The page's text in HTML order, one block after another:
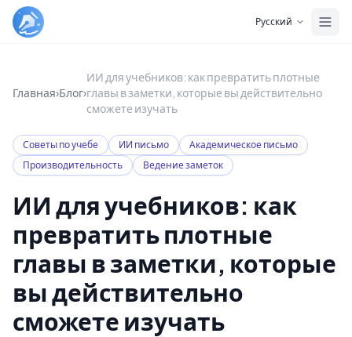
Русский
Главная›Блог›
ИИ для учебников: как превратить плотные
главы в заметки, которые вы действительно
сможете изучать
Советы по учебе ИИ письмо
Академическое письмо
Производительность
Ведение заметок
ИИ для учебников: как
превратить плотные
главы в заметки, которые
вы действительно
сможете изучать